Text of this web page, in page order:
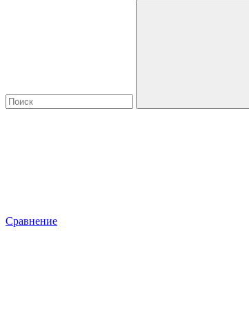
Сравнение